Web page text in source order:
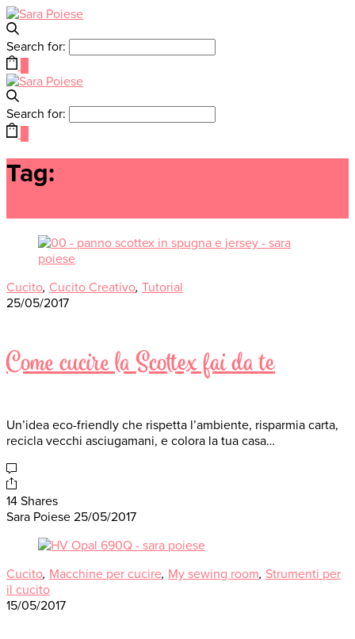
Search for:
Search for:
Tag:
Cucito, Cucito Creativo, Tutorial
25/05/2017
Come cucire la Scottex fai da te
Un’idea eco-friendly che rispetta l’ambiente, risparmia carta,
recicla vecchi asciugamani, e colora la tua casa…
14 Shares
Sara Poiese 25/05/2017
Cucito, Macchine per cucire, My sewing room, Strumenti per
il cucito
15/05/2017